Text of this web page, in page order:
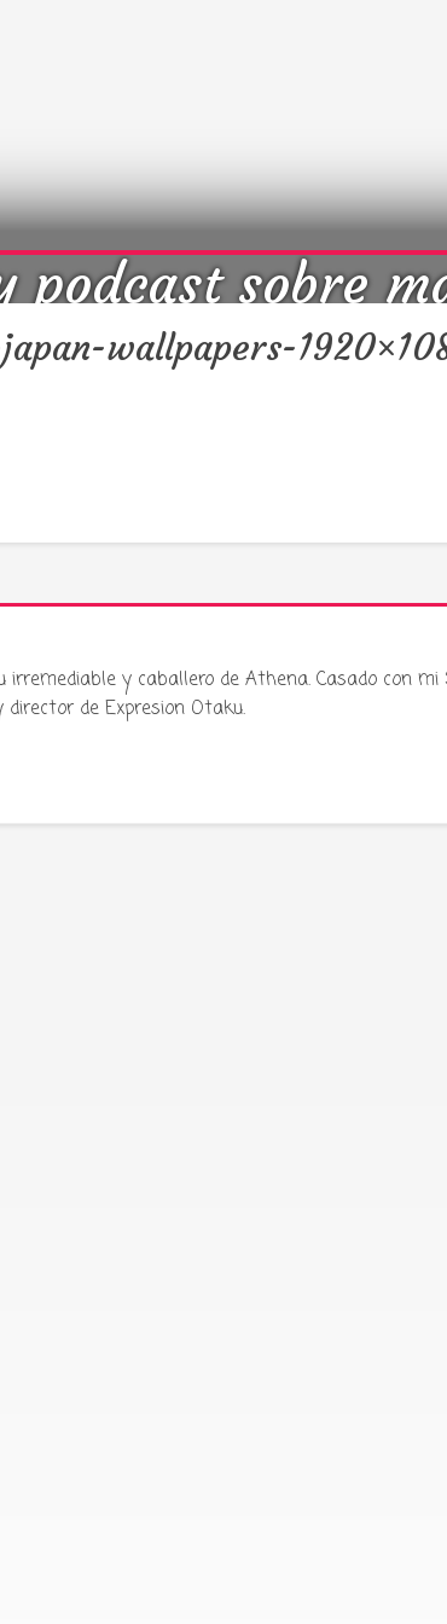
podcast sobre
cultura japonesa
wallpapers-
irremediable y caballero de Athena. Casado con
de Expresion Otaku.